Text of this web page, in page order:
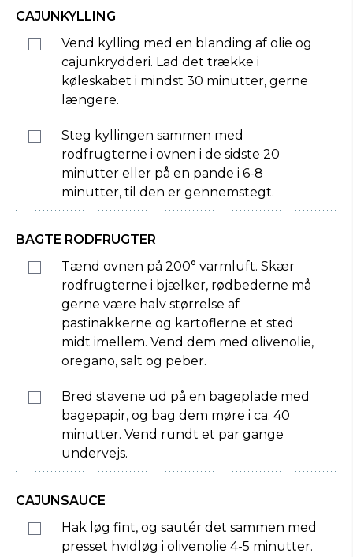
CAJUNKYLLING
Vend kylling med en blanding af olie og
cajunkrydderi. Lad det trække i
køleskabet i mindst 30 minutter, gerne
længere.
Steg kyllingen sammen med
rodfrugterne i ovnen i de sidste 20
minutter eller på en pande i 6-8
minutter, til den er gennemstegt.
BAGTE RODFRUGTER
Tænd ovnen på 200° varmluft. Skær
rodfrugterne i bjælker, rødbederne må
gerne være halv størrelse af
pastinakkerne og kartoflerne et sted
midt imellem. Vend dem med olivenolie,
oregano, salt og peber.
Bred stavene ud på en bageplade med
bagepapir, og bag dem møre i ca. 40
minutter. Vend rundt et par gange
undervejs.
CAJUNSAUCE
Hak løg fint, og sautér det sammen med
presset hvidløg i olivenolie 4-5 minutter.